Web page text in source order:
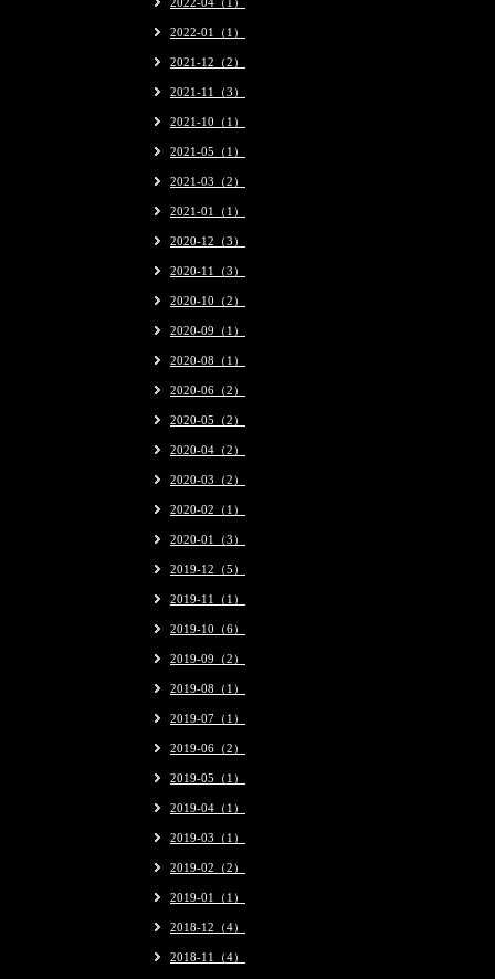
2022-01（1）
2021-12（2）
2021-11（3）
2021-10（1）
2021-05（1）
2021-03（2）
2021-01（1）
2020-12（3）
2020-11（3）
2020-10（2）
2020-09（1）
2020-08（1）
2020-06（2）
2020-05（2）
2020-04（2）
2020-03（2）
2020-02（1）
2020-01（3）
2019-12（5）
2019-11（1）
2019-10（6）
2019-09（2）
2019-08（1）
2019-07（1）
2019-06（2）
2019-05（1）
2019-04（1）
2019-03（1）
2019-02（2）
2019-01（1）
2018-12（4）
2018-11（4）